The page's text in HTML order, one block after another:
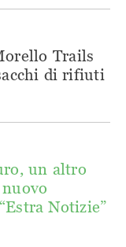
Trails
di rifiuti
un altro
Notizie”